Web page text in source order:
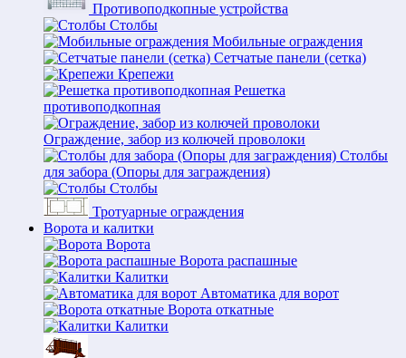
Противоподкопные устройства
Столбы
Мобильные ограждения
Сетчатые панели (сетка)
Крепежи
Решетка
противоподкопная
Ограждение, забор из колючей проволоки
Столбы
для забора (Опоры для заграждения)
Столбы
Тротуарные ограждения
Ворота и калитки
Ворота
Ворота распашные
Калитки
Автоматика для ворот
Ворота откатные
Калитки